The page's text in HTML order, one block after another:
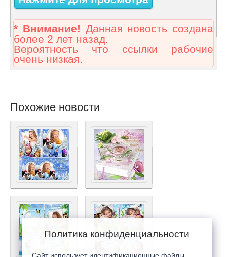
* Внимание! Данная новость создана
более 2 лет назад.
Вероятность что ссылки рабочие
очень низкая.
Похожие новости
Политика конфиденциальности